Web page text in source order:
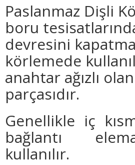
Paslanmaz Dişli
boru
devresini
körlemede
anahtar ağızlı
parçasıdır.
Genellikle iç
bağlantı
kullanılır.